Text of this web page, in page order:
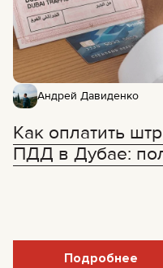
Андрей Давиденко
Как оплатить
ПДД в Дубае:
Подробнее